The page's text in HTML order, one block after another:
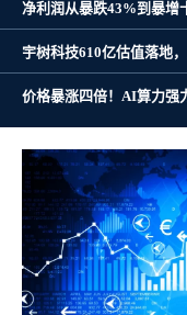
净利润从暴跌43%到暴增
宇树科技610亿估值落地
价格暴涨四倍！AI算力强